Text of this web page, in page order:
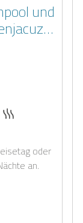
und
2
Schlafzimmer: 1
der Badezimmer: 1
auf Anfrage
Anfrage
Whirlpool
oder
an.